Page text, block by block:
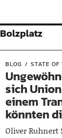
Bolzplatz
BLOG STATE
sich
einem
könnten
Oliver Ruhnert